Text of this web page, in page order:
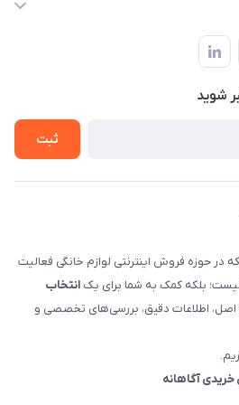
عباسی) - "تحویل حضوری فقط با
شوید
ثبت
که در حوزه فروش اینترنتی لوازم خانگی فعالیت
بلکه کمک به شما برای یک انتخاب
اصل، اطلاعات دقیق، بررسی‌های تخصصی و
خریدی آگاهانه